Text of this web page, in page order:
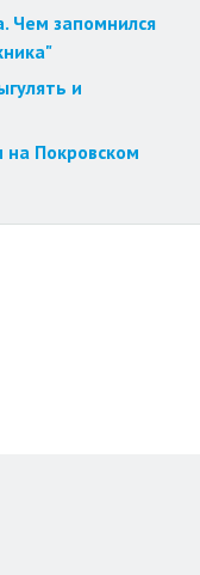
Чем запомнился
и
на Покровском